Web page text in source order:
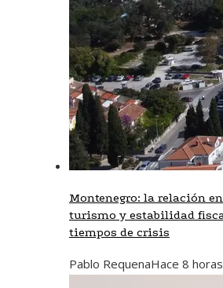
Montenegro: la relación
turismo y estabilidad
tiempos de crisis
Pablo RequenaHace 8 horas